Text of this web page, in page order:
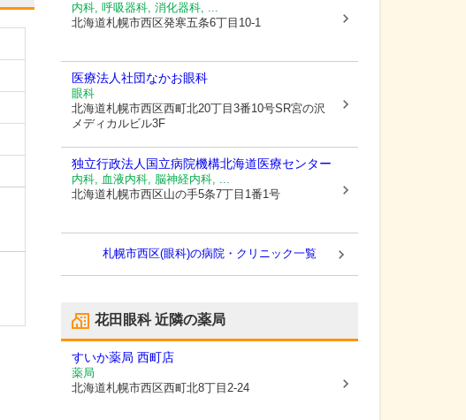
内科, 呼吸器科, 消化器科, ...
北海道札幌市西区発寒五条6丁目10-1
医療法人社団なかお眼科
眼科
北海道札幌市西区西町北20丁目3番10号SR宮の沢
メディカルビル3F
独立行政法人国立病院機構北海道医療センター
内科, 血液内科, 脳神経内科, ...
北海道札幌市西区山の手5条7丁目1番1号
札幌市西区(眼科)の病院・クリニック一覧
花田眼科近隣の薬局
すいか薬局 西町店
薬局
北海道札幌市西区西町北8丁目2-24